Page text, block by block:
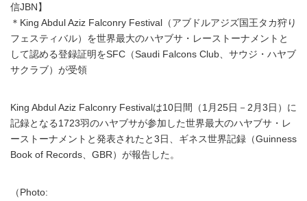
信JBN】
＊King Abdul Aziz Falconry Festival（アブドルアジズ国王タカ狩り
フェスティバル）を世界最大のハヤブサ・レーストーナメントと
して認める登録証明をSFC（Saudi Falcons Club、サウジ・ハヤブ
サクラブ）が受領
King Abdul Aziz Falconry Festivalは10日間（1月25日－2月3日）に
記録となる1723羽のハヤブサが参加した世界最大のハヤブサ・レ
ーストーナメントと発表されたと3日、ギネス世界記録（Guinness
Book of Records、GBR）が報告した。
（Photo: